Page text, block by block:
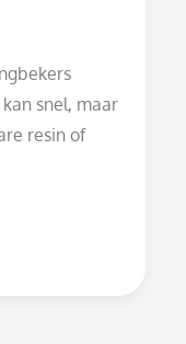
snel, maar
resin of